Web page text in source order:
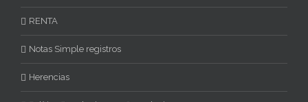
RENTA
Notas Simple registros
Herencias